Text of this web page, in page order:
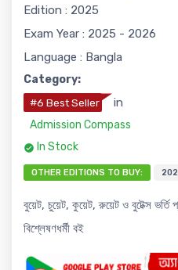
Edition : 2025
Exam Year : 2025 - 2026
Language : Bangla
Category:
#6 Best Seller in
Admission Compass
In Stock
OTHER EDITIONS TO BUY:
বুয়েট, চুয়েট, কুয়েট, রুয়েট ও বুটেক্স ভর্তি
বিশ্লেষণধর্মী বই